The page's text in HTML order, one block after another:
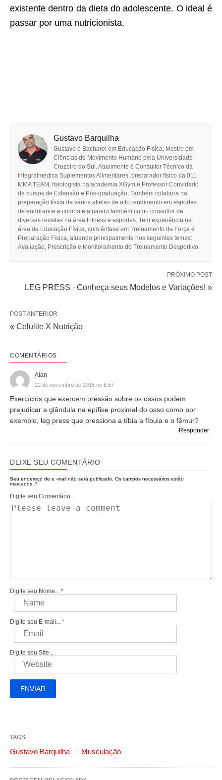
existente dentro da dieta do adolescente. O ideal é
passar por uma nutricionista.
Gustavo Barquilha
Gustavo é Bacharel em Educação Física, Mestre em
Ciências do Movimento Humano pela Universidade
Cruzeiro do Sul. Atualmente é Consultor Técnico da
Integralmédica Suplementos Alimentares, preparador físico da 011
MMA TEAM, fisiologista na academia XGym e Professor Convidado
de cursos de Extensão e Pós-graduação. Também colabora na
preparação física de vários atletas de alto rendimento em esportes
de endurance e combate,atuando também como consultor de
diversas revistas na área Fitness e esportes. Tem experiência na
área de Educação Física, com ênfase em Treinamento de Força e
Preparação Fisica, atuando principalmente nos seguintes temas:
Avaliação, Prescrição e Monitoramento do Treinamento Desportivo.
PRÓXIMO POST
LEG PRESS - Conheça seus Modelos e Variações! »
POST ANTERIOR
« Celulite X Nutrição
COMENTÁRIOS
Alan
22 de novembro de 2015 no 6:57
Exercícios que exercem pressão sobre os ossos podem
prejudicar a glândula na epífise proximal do osso como por
exemplo, leg press que pressiona a tíbia a fíbula e o fêmur?
Responder
DEIXE SEU COMENTÁRIO
Seu endereço de e -mail não será publicado. Os campos necessários estão
marcados.. *
Digite seu Comentário...
Digite seu Nome... *
Digite seu E-mail... *
Digite seu Site...
TAGS:
Gustavo Barquilha Musculação